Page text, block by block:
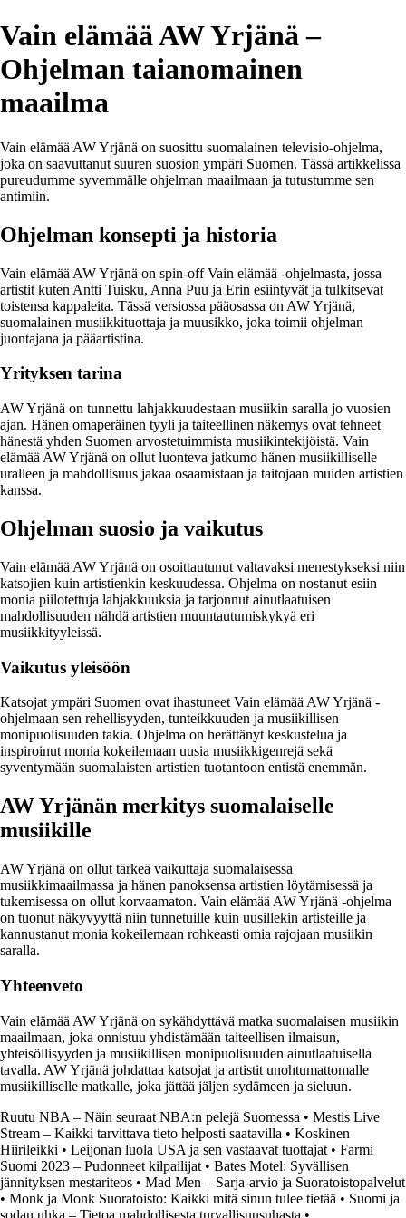
Vain elämää AW Yrjänä –
Ohjelman taianomainen
maailma
Vain elämää AW Yrjänä on suosittu suomalainen televisio-ohjelma,
joka on saavuttanut suuren suosion ympäri Suomen. Tässä artikkelissa
pureudumme syvemmälle ohjelman maailmaan ja tutustumme sen
antimiin.
Ohjelman konsepti ja historia
Vain elämää AW Yrjänä on spin-off Vain elämää -ohjelmasta, jossa
artistit kuten Antti Tuisku, Anna Puu ja Erin esiintyvät ja tulkitsevat
toistensa kappaleita. Tässä versiossa pääosassa on AW Yrjänä,
suomalainen musiikkituottaja ja muusikko, joka toimii ohjelman
juontajana ja pääartistina.
Yrityksen tarina
AW Yrjänä on tunnettu lahjakkuudestaan musiikin saralla jo vuosien
ajan. Hänen omaperäinen tyyli ja taiteellinen näkemys ovat tehneet
hänestä yhden Suomen arvostetuimmista musiikintekijöistä. Vain
elämää AW Yrjänä on ollut luonteva jatkumo hänen musiikilliselle
uralleen ja mahdollisuus jakaa osaamistaan ja taitojaan muiden artistien
kanssa.
Ohjelman suosio ja vaikutus
Vain elämää AW Yrjänä on osoittautunut valtavaksi menestykseksi niin
katsojien kuin artistienkin keskuudessa. Ohjelma on nostanut esiin
monia piilotettuja lahjakkuuksia ja tarjonnut ainutlaatuisen
mahdollisuuden nähdä artistien muuntautumiskykyä eri
musiikkityyleissä.
Vaikutus yleisöön
Katsojat ympäri Suomen ovat ihastuneet Vain elämää AW Yrjänä -
ohjelmaan sen rehellisyyden, tunteikkuuden ja musiikillisen
monipuolisuuden takia. Ohjelma on herättänyt keskustelua ja
inspiroinut monia kokeilemaan uusia musiikkigenrejä sekä
syventymään suomalaisten artistien tuotantoon entistä enemmän.
AW Yrjänän merkitys suomalaiselle
musiikille
AW Yrjänä on ollut tärkeä vaikuttaja suomalaisessa
musiikkimaailmassa ja hänen panoksensa artistien löytämisessä ja
tukemisessa on ollut korvaamaton. Vain elämää AW Yrjänä -ohjelma
on tuonut näkyvyyttä niin tunnetuille kuin uusillekin artisteille ja
kannustanut monia kokeilemaan rohkeasti omia rajojaan musiikin
saralla.
Yhteenveto
Vain elämää AW Yrjänä on sykähdyttävä matka suomalaisen musiikin
maailmaan, joka onnistuu yhdistämään taiteellisen ilmaisun,
yhteisöllisyyden ja musiikillisen monipuolisuuden ainutlaatuisella
tavalla. AW Yrjänä johdattaa katsojat ja artistit unohtumattomalle
musiikilliselle matkalle, joka jättää jäljen sydämeen ja sieluun.
Ruutu NBA – Näin seuraat NBA:n pelejä Suomessa • Mestis Live
Stream – Kaikki tarvittava tieto helposti saatavilla • Koskinen
Hiirileikki • Leijonan luola USA ja sen vastaavat tuottajat • Farmi
Suomi 2023 – Pudonneet kilpailijat • Bates Motel: Syvällisen
jännityksen mestariteos • Mad Men – Sarja-arvio ja Suoratoistopalvelut
• Monk ja Monk Suoratoisto: Kaikki mitä sinun tulee tietää • Suomi ja
sodan uhka – Tietoa mahdollisesta turvallisuusuhasta •